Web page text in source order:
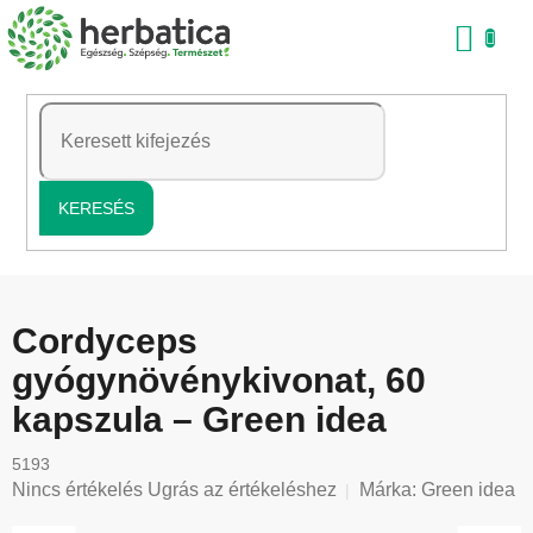
Ugrás
a
tartalomhoz
KERESÉS
Cordyceps
gyógynövénykivonat, 60
kapszula – Green idea
5193
A
Nincs értékelés Ugrás az értékeléshez Márka: Green idea